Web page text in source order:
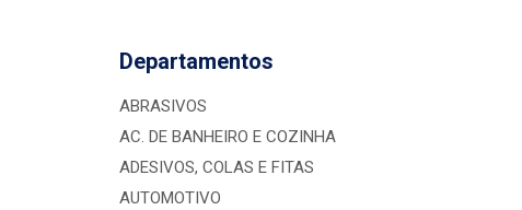
Departamentos
ABRASIVOS
AC. DE BANHEIRO E COZINHA
ADESIVOS, COLAS E FITAS
AUTOMOTIVO